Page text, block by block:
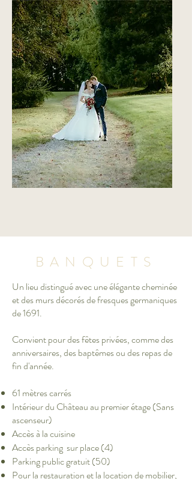
BANQUETS
Un lieu distingué avec une élégante cheminée
et des murs décorés de fresques germaniques
de 1691.
Convient pour des fêtes privées, comme des
anniversaires, des baptêmes ou des repas de
fin d'année.​
61 mètres carrés
Intérieur du Château au premier étage (Sans
ascenseur)
Accès à la cuisine
Accès parking sur place (4)
Parking public gratuit (50)
Pour la restauration et la location de mobilier,